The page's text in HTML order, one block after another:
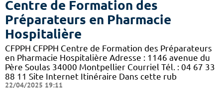
Centre de Formation des
Préparateurs en Pharmacie
Hospitalière
CFPPH CFPPH Centre de Formation des Préparateurs
en Pharmacie Hospitalière Adresse : 1146 avenue du
Père Soulas 34000 Montpellier Courriel Tél. : 04 67 33
88 11 Site Internet Itinéraire Dans cette rub
22/04/2025 19:11